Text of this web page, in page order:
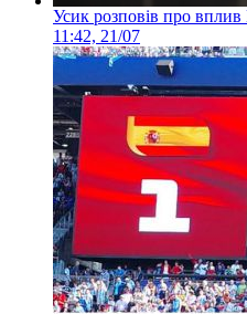
Усик розповів про
11:42, 21/07